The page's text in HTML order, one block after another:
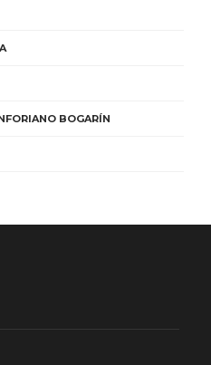
BOGARÍN